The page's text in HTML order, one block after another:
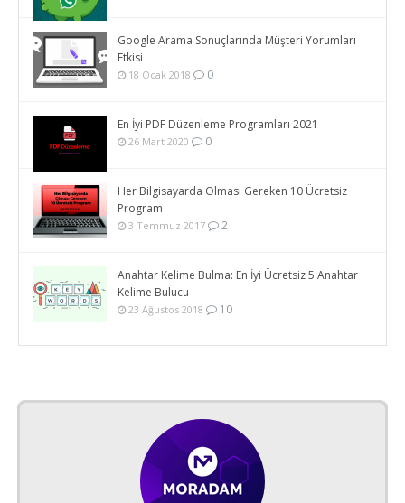
Google Arama Sonuçlarında Müşteri Yorumları
Etkisi
18 Ocak 2018 0
En İyi PDF Düzenleme Programları 2021
26 Mart 2020 0
Her Bilgisayarda Olması Gereken 10 Ücretsiz
Program
3 Temmuz 2017 2
Anahtar Kelime Bulma: En İyi Ücretsiz 5 Anahtar
Kelime Bulucu
23 Ağustos 2018 10